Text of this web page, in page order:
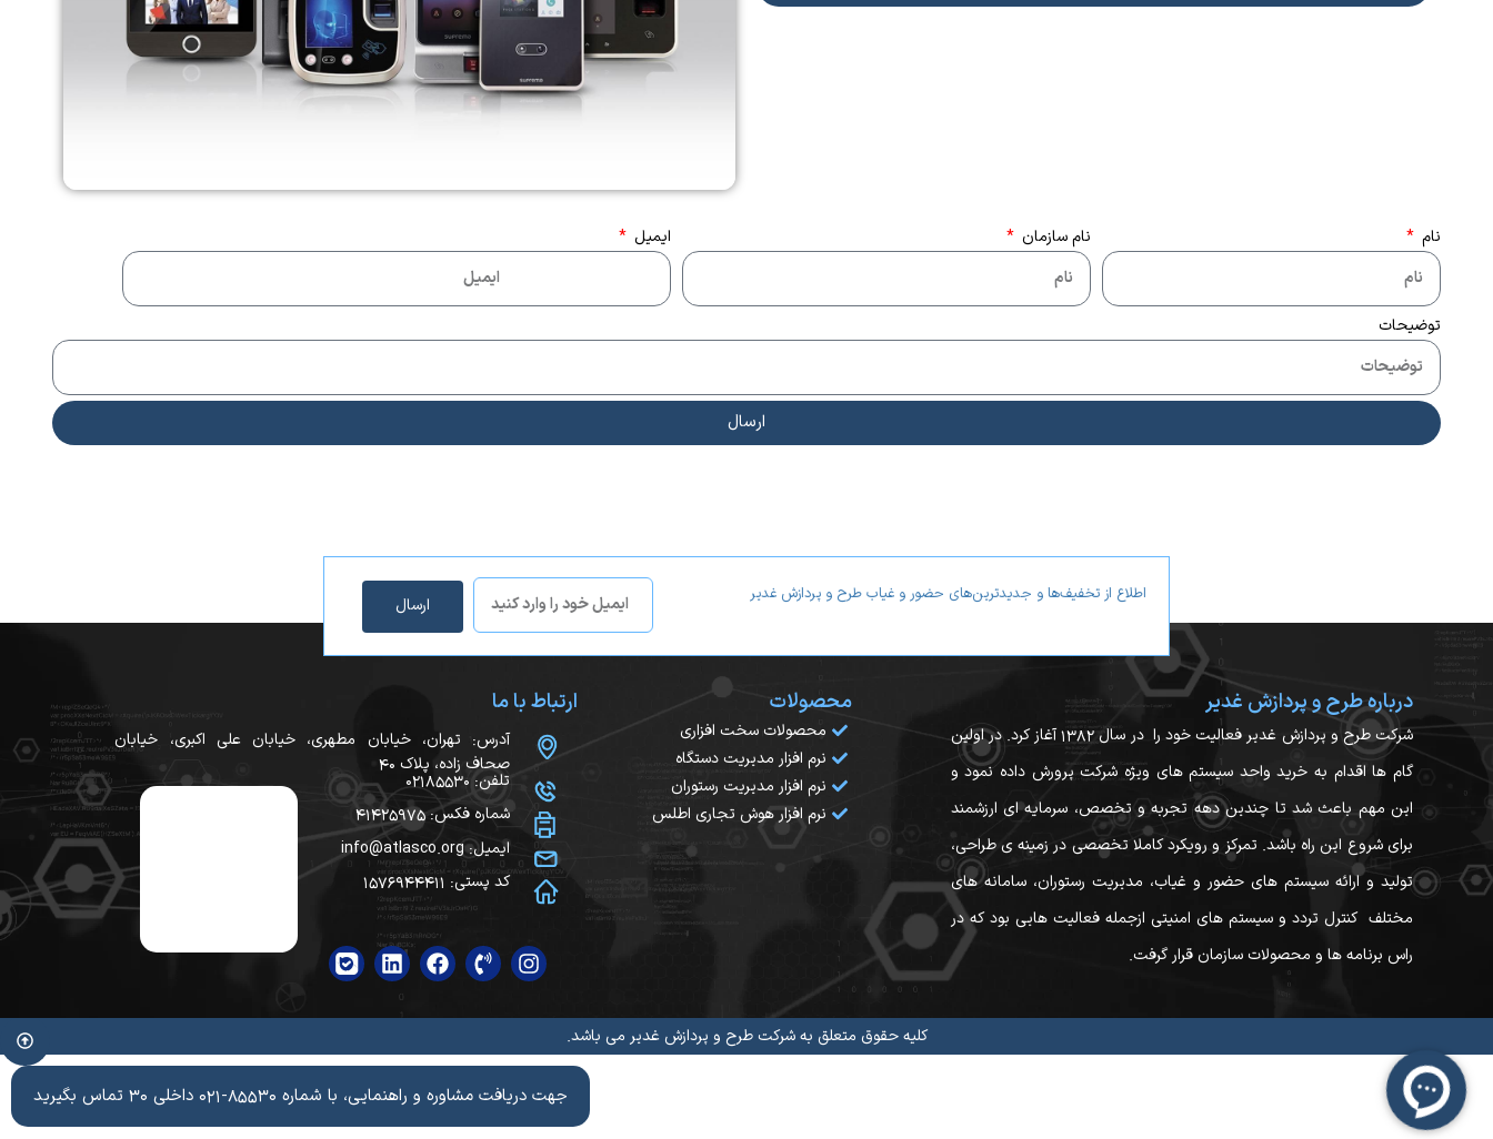
نام نام سازمان ایمیل
توضیحات
ارسال
اطلاع از تخفیف‌ها و جدیدترین‌های حضور و غیاب طرح و پردازش غدیر
ارسال
درباره طرح و پردازش غدیر
شرکت طرح و پردازش غدیر فعالیت خود را در سال ۱۳۸۲ آغاز کرد. در اولین
گام ها اقدام به خرید واحد سیستم های ویژه شرکت پرورش داده نمود و
این مهم باعث شد تا چندین دهه تجربه و تخصص، سرمایه ای ارزشمند
برای شروع این راه باشد. تمرکز و رویکرد کاملا تخصصی در زمینه ی طراحی،
تولید و ارائه سیستم های حضور و غیاب، مدیریت رستوران، سامانه های
مختلف کنترل تردد و سیستم های امنیتی ازجمله فعالیت هایی بود که در
راس برنامه ها و محصولات سازمان قرار گرفت.
محصولات
محصولات سخت افزاری
نرم افزار مدیریت دستگاه
نرم افزار مدیریت رستوران
نرم افزار هوش تجاری اطلس
ارتباط با ما
آدرس: تهران، خیابان مطهری، خیابان علی اکبری، خیابان
صحاف زاده، پلاک ۴۰
تلفن: 02185530
شماره فکس: 41425975
ایمیل: info@atlasco.org
کد پستی: ۱۵۷۶۹۴۴۴۱۱
کلیه حقوق متعلق به شرکت طرح و پردازش غدیر می باشد.
جهت دریافت مشاوره و راهنمایی، با شماره 85530-021 داخلی 30 تماس بگیرید